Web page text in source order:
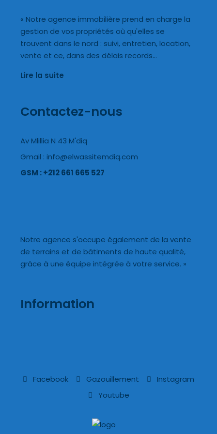
« Notre agence immobilière prend en charge la
gestion de vos propriétés où qu'elles se
trouvent dans le nord : suivi, entretien, location,
vente et ce, dans des délais records…
Lire la suite
Contactez-nous
Av Mlillia N 43 M'diq
Gmail : info@elwassitemdiq.com
GSM : +212 661 665 527
Notre agence s'occupe également de la vente
de terrains et de bâtiments de haute qualité,
grâce à une équipe intégrée à votre service. »
Information
Facebook Gazouillement
Instagram
Youtube